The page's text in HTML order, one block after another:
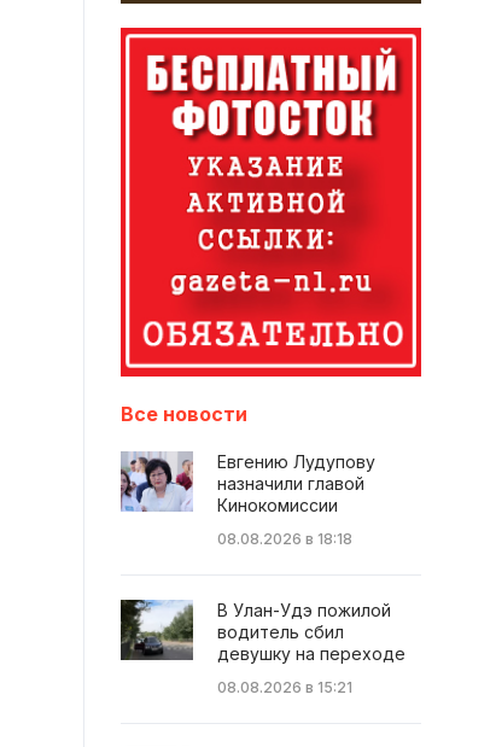
Все новости
Евгению Лудупову
назначили главой
Кинокомиссии
08.08.2026 в 18:18
В Улан-Удэ пожилой
водитель сбил
девушку на переходе
08.08.2026 в 15:21